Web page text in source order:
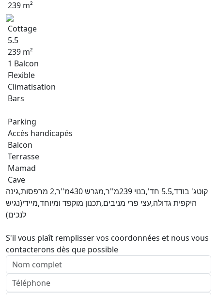
239 m²
Cottage
5.5
239 m²
1 Balcon
Flexible
Climatisation
Bars
Parking
Accès handicapés
Balcon
Terrasse
Mamad
Cave
קוטג' בודד,5.5 חד',בנוי 239מ''ר,מגרש 430מ''ר,2 מרפסות,גינה
היקפית גדולה,עצי פרי מניבים,תכנון מוקפד ומיוחד,מיידי(נגיש
לנכים)
S'il vous plaît remplisser vos coordonnées et nous vous
contacterons dès que possible